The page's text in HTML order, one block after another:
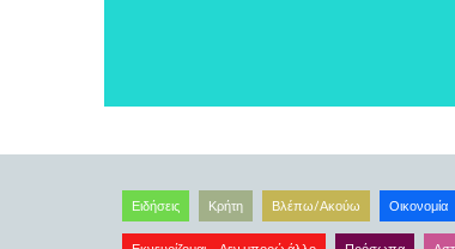
Ειδήσεις Κρήτη Βλέπω/Ακούω Οικονομία